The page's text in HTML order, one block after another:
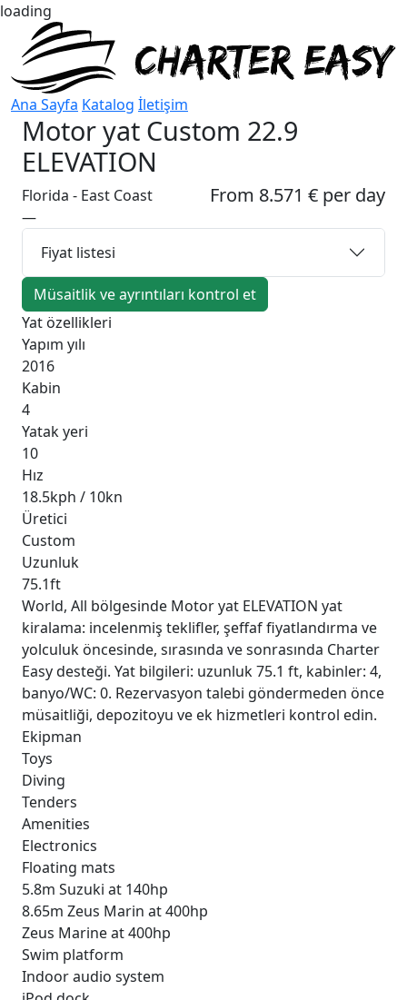
loading
Ana Sayfa Katalog İletişim
Motor yat Custom 22.9
ELEVATION
From 8.571 € per day
Florida - East Coast
—
Fiyat listesi
Müsaitlik ve ayrıntıları kontrol et
Yat özellikleri
Yapım yılı
2016
Kabin
4
Yatak yeri
10
Hız
18.5kph / 10kn
Üretici
Custom
Uzunluk
75.1ft
World, All bölgesinde Motor yat ELEVATION yat
kiralama: incelenmiş teklifler, şeffaf fiyatlandırma ve
yolculuk öncesinde, sırasında ve sonrasında Charter
Easy desteği. Yat bilgileri: uzunluk 75.1 ft, kabinler: 4,
banyo/WC: 0. Rezervasyon talebi göndermeden önce
müsaitliği, depozitoyu ve ek hizmetleri kontrol edin.
Ekipman
Toys
Diving
Tenders
Amenities
Electronics
Floating mats
5.8m Suzuki at 140hp
8.65m Zeus Marin at 400hp
Zeus Marine at 400hp
Swim platform
Indoor audio system